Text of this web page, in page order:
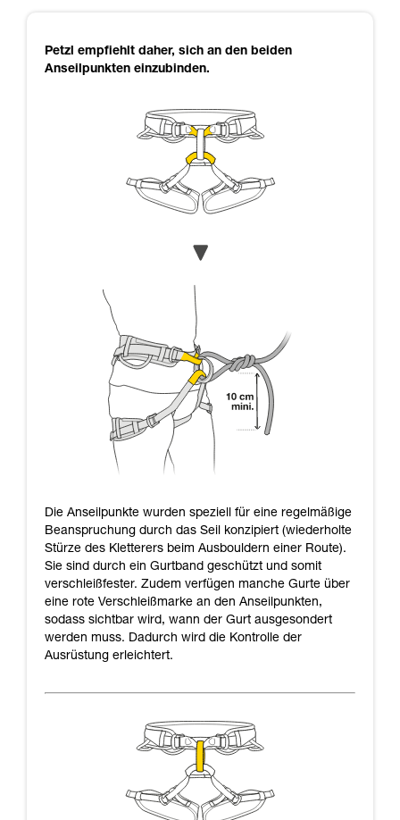
Petzl empfiehlt daher, sich an den beiden
Anseilpunkten einzubinden.
Die Anseilpunkte wurden speziell für eine regelmäßige
Beanspruchung durch das Seil konzipiert (wiederholte
Stürze des Kletterers beim Ausbouldern einer Route).
Sie sind durch ein Gurtband geschützt und somit
verschleißfester. Zudem verfügen manche Gurte über
eine rote Verschleißmarke an den Anseilpunkten,
sodass sichtbar wird, wann der Gurt ausgesondert
werden muss. Dadurch wird die Kontrolle der
Ausrüstung erleichtert.